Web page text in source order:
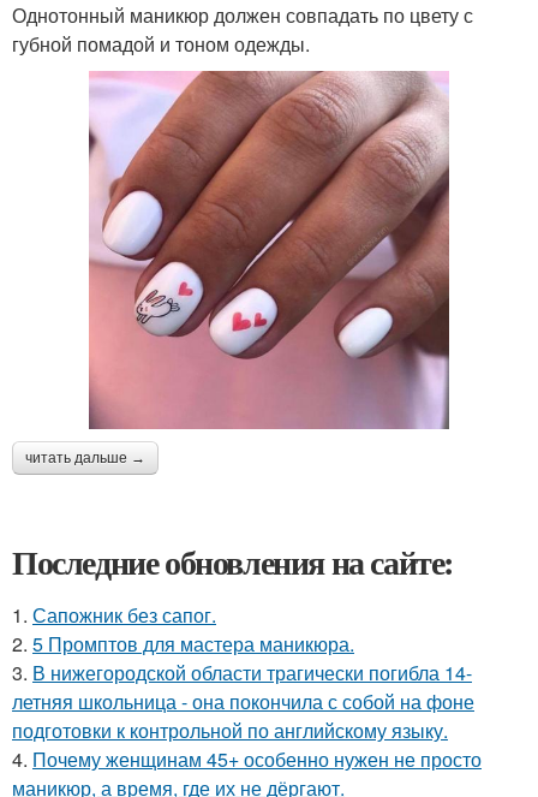
Однотонный маникюр должен совпадать по цвету с
губной помадой и тоном одежды.
читать дальше →
Последние обновления на сайте:
1. Сапожник без сапог.
2. 5 Промптов для мастера маникюра.
3. В нижегородской области трагически погибла 14-
летняя школьница - она покончила с собой на фоне
подготовки к контрольной по английскому языку.
4. Почему женщинам 45+ особенно нужен не просто
маникюр, а время, где их не дёргают.